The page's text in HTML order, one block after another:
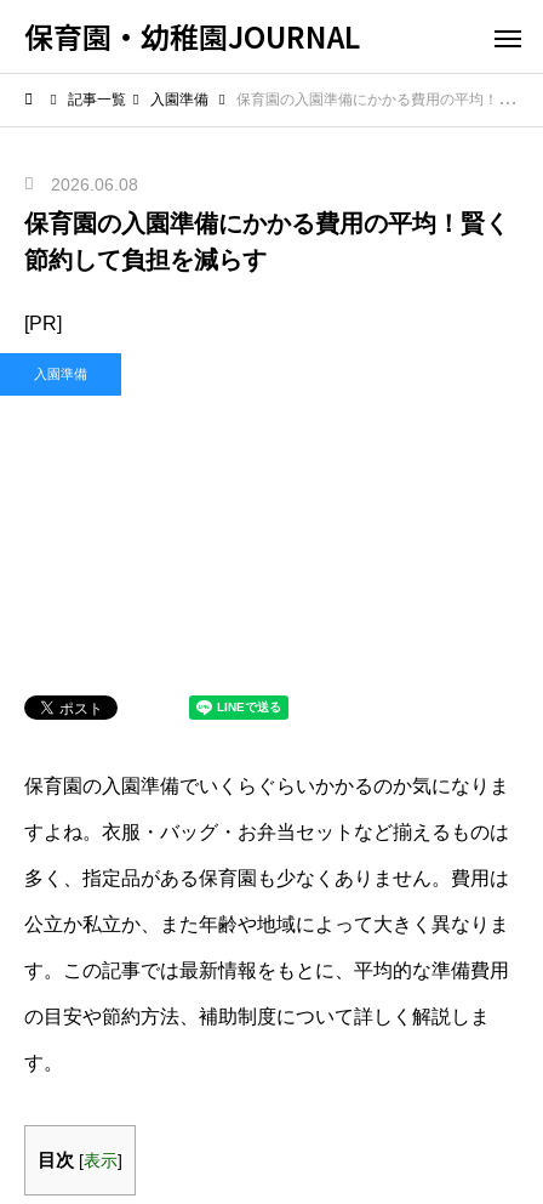
保育園・幼稚園JOURNAL
記事一覧 入園準備 保育園の入園準備にかかる費用の平均！賢く節約して負担を減らす
2026.06.08
保育園の入園準備にかかる費用の平均！賢く
節約して負担を減らす
[PR]
入園準備
保育園の入園準備でいくらぐらいかかるのか気になりま
すよね。衣服・バッグ・お弁当セットなど揃えるものは
多く、指定品がある保育園も少なくありません。費用は
公立か私立か、また年齢や地域によって大きく異なりま
す。この記事では最新情報をもとに、平均的な準備費用
の目安や節約方法、補助制度について詳しく解説しま
す。
目次 [表示]